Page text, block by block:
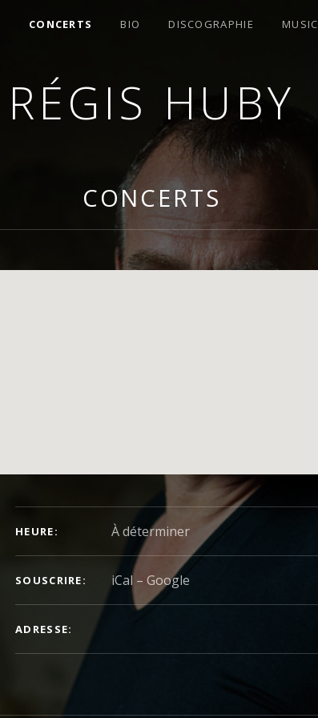
RÉGIS HUBY
CONCERTS BIO DISCOGRAPHIE MUSIC
CONCERTS
DÉTAILS DU CONCERT
HEURE À déterminer
SOUSCRIRE iCal Google
ADRESSE